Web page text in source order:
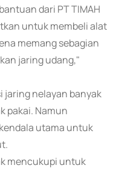
dari PT TIMAH
untuk membeli alat
memang sebagian
jaring udang,"
jaring nelayan banyak
pakai. Namun
utama untuk
mencukupi untuk